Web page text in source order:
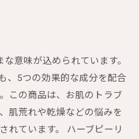
意味が込められています。
、5つの効果的な成分を配合
この商品は、お肌のトラブ
肌荒れや乾燥などの悩みを
れています。 ハーブピーリ